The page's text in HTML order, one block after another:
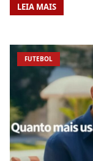
LEIA MAIS
FUTEBOL